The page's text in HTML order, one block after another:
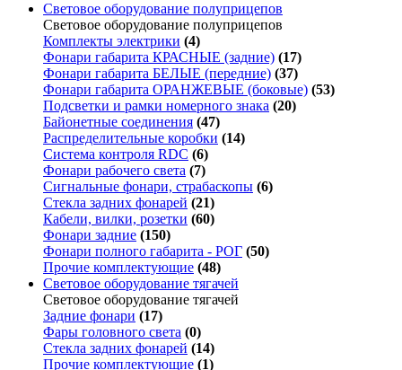
Световое оборудование полуприцепов
Световое оборудование полуприцепов
Комплекты электрики (4)
Фонари габарита КРАСНЫЕ (задние) (17)
Фонари габарита БЕЛЫЕ (передние) (37)
Фонари габарита ОРАНЖЕВЫЕ (боковые) (53)
Подсветки и рамки номерного знака (20)
Байонетные соединения (47)
Распределительные коробки (14)
Система контроля RDC (6)
Фонари рабочего света (7)
Сигнальные фонари, страбаскопы (6)
Стекла задних фонарей (21)
Кабели, вилки, розетки (60)
Фонари задние (150)
Фонари полного габарита - РОГ (50)
Прочие комплектующие (48)
Световое оборудование тягачей
Световое оборудование тягачей
Задние фонари (17)
Фары головного света (0)
Стекла задних фонарей (14)
Прочие комплектующие (1)